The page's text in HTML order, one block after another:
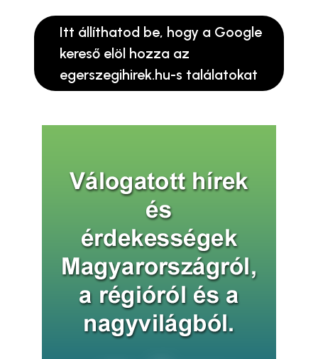
Itt állíthatod be, hogy a Google
kereső elöl hozza az
egerszegihirek.hu-s találatokat